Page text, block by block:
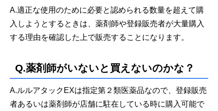
A.適正な使用のために必要と認められる数量を超えて購
入しようとするときは、薬剤師や登録販売者が大量購入
する理由を確認した上で販売することになります。
Q.薬剤師がいないと買えないのかな？
A.ルルアタックEXは指定第２類医薬品なので、登録販売
者あるいは薬剤師が店舗に駐在している時に購入可能で